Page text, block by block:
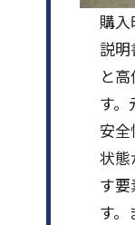
購入
説明
と
す
安
状態
す
す。